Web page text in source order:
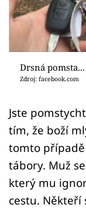
Sledujte
Přihlášení
Drsná pomsta...
Zdroj: facebook.com
Jste
tím, že boží
tomto
tábory. Muž
který mu
cestu. Někteří